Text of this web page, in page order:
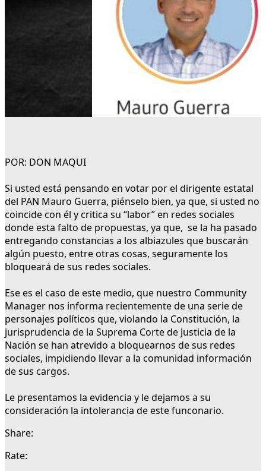
POR: DON MAQUI
Si usted está pensando en votar por el dirigente estatal
del PAN Mauro Guerra, piénselo bien, ya que, si usted no
coincide con él y critica su “labor” en redes sociales
donde esta falto de propuestas, ya que, se la ha pasado
entregando constancias a los albiazules que buscarán
algún puesto, entre otras cosas, seguramente los
bloqueará de sus redes sociales.
Ese es el caso de este medio, que nuestro Community
Manager nos informa recientemente de una serie de
personajes políticos que, violando la Constitución, la
jurisprudencia de la Suprema Corte de Justicia de la
Nación se han atrevido a bloquearnos de sus redes
sociales, impidiendo llevar a la comunidad información
de sus cargos.
Le presentamos la evidencia y le dejamos a su
consideración la intolerancia de este funconario.
Share:
Rate: